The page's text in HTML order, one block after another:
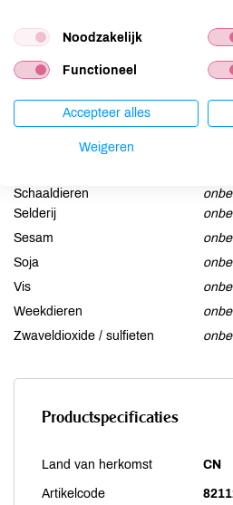
Ei
Gluten
Lupine
Schaaldieren
Selderij
Sesam
Soja
Vis
Weekdieren
Zwaveldioxide / sulfieten
Productspecificaties
Land van herkomst CN
Artikelcode
Noodzakelijk
Functioneel
Accepteer alles
Weigeren